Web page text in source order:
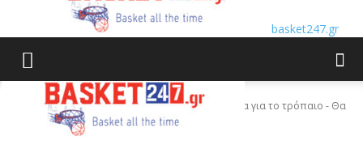
basket247.gr
featured
Αταμάν: «Θα τα δώσουμε όλα για το τρόπαιο - Θα
παίξει ρόλο...